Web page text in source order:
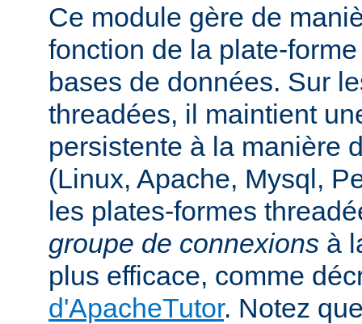
Ce module gère de
fonction de la plate-
bases de données. Sur
threadées, il maintient
persistente à la manière
(Linux, Apache, Mysql,
les plates-formes
groupe de connexions à
plus efficace, comme
d'ApacheTutor. Notez